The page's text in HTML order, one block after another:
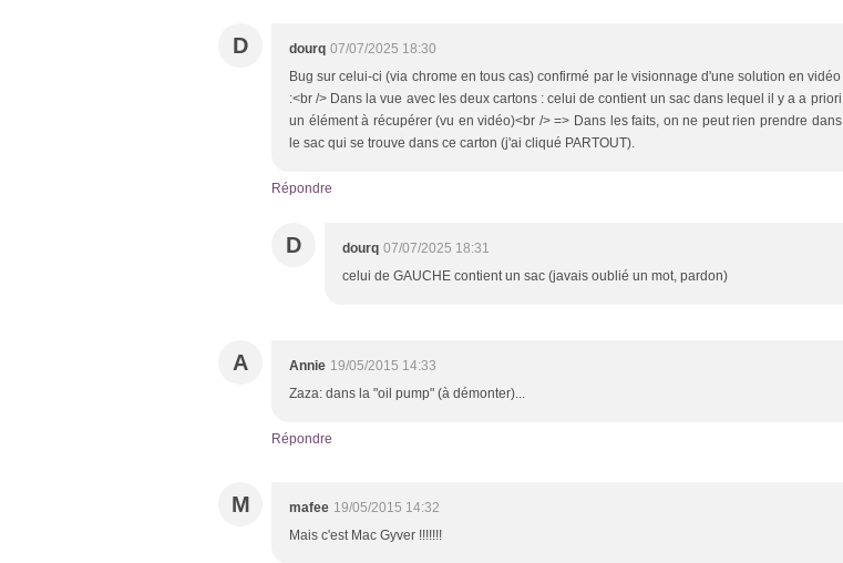
D dourq 07/07/2025 18:30
Bug sur celui-ci (via chrome en tous cas) confirmé par le visionnage d'une solution en vidéo
:<br /> Dans la vue avec les deux cartons : celui de contient un sac dans lequel il y a a priori
un élément à récupérer (vu en vidéo)<br /> => Dans les faits, on ne peut rien prendre dans
le sac qui se trouve dans ce carton (j'ai cliqué PARTOUT).
Répondre
D dourq 07/07/2025 18:31
celui de GAUCHE contient un sac (javais oublié un mot, pardon)
A Annie 19/05/2015 14:33
Zaza: dans la "oil pump" (à démonter)...
Répondre
M mafee 19/05/2015 14:32
Mais c'est Mac Gyver !!!!!!!